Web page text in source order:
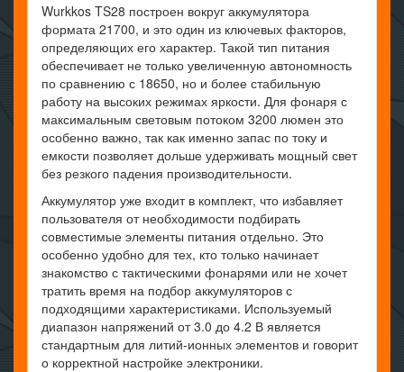
Wurkkos TS28 построен вокруг аккумулятора
формата 21700, и это один из ключевых факторов,
определяющих его характер. Такой тип питания
обеспечивает не только увеличенную автономность
по сравнению с 18650, но и более стабильную
работу на высоких режимах яркости. Для фонаря с
максимальным световым потоком 3200 люмен это
особенно важно, так как именно запас по току и
емкости позволяет дольше удерживать мощный свет
без резкого падения производительности.
Аккумулятор уже входит в комплект, что избавляет
пользователя от необходимости подбирать
совместимые элементы питания отдельно. Это
особенно удобно для тех, кто только начинает
знакомство с тактическими фонарями или не хочет
тратить время на подбор аккумуляторов с
подходящими характеристиками. Используемый
диапазон напряжений от 3.0 до 4.2 В является
стандартным для литий-ионных элементов и говорит
о корректной настройке электроники.